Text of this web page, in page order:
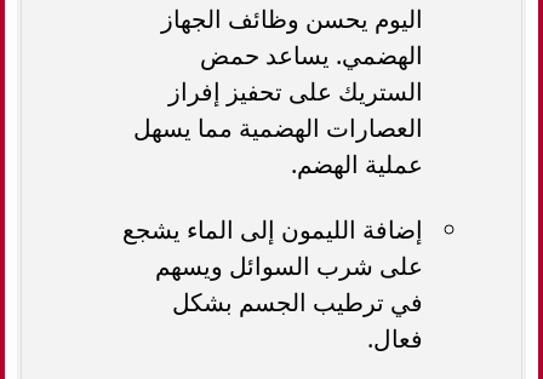
اليوم يحسن وظائف الجهاز
الهضمي. يساعد حمض
الستريك على تحفيز إفراز
العصارات الهضمية مما يسهل
عملية الهضم.
إضافة الليمون إلى الماء يشجع
على شرب السوائل ويسهم
في ترطيب الجسم بشكل
فعال.